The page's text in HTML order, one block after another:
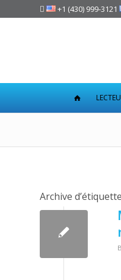
 +1 (430) 999-3121
Archive